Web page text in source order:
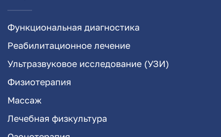
Функциональная диагностика
Реабилитационное лечение
Ультразвуковое исследование (УЗИ)
Физиотерапия
Массаж
Лечебная физкультура